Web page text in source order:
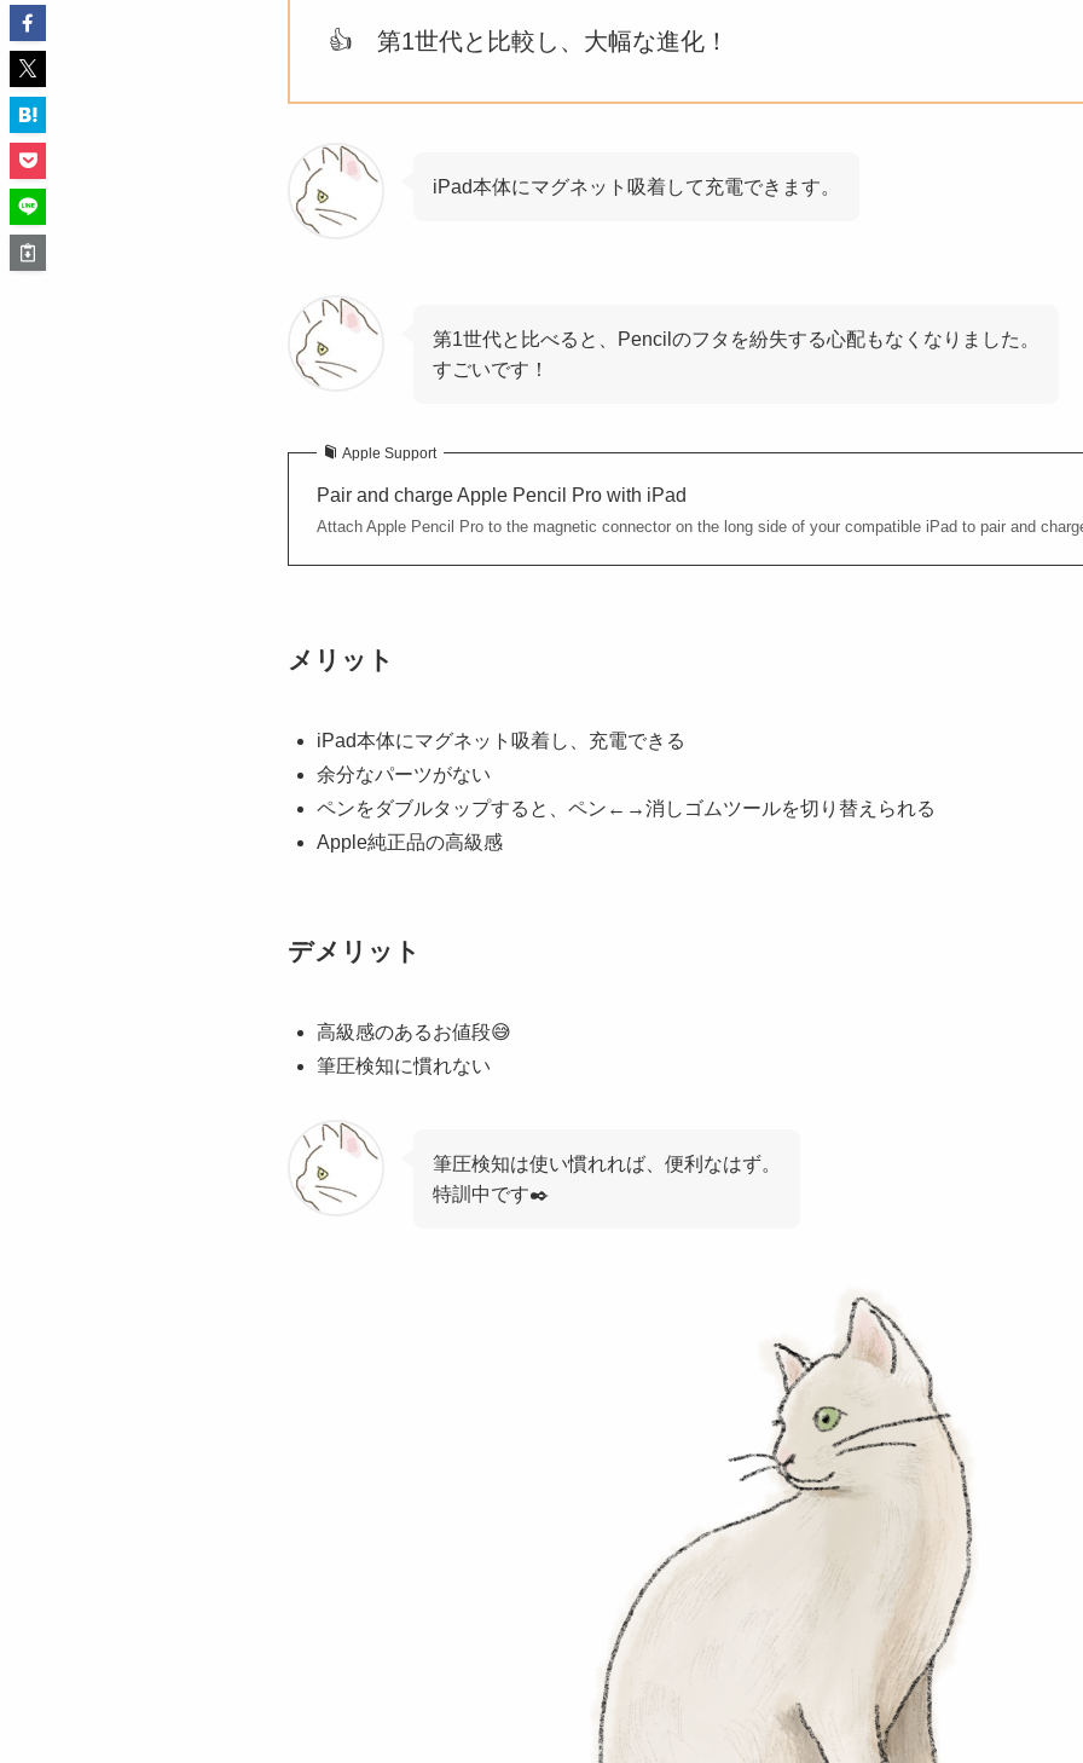
👍 第1世代と比較し、大幅な進化！
iPad本体にマグネット吸着して充電できます。
第1世代と比べると、Pencilのフタを紛失する心配もなくなりました。
すごいです！
Apple Support
Pair and charge Apple Pencil Pro with iPad
Attach Apple Pencil Pro to the magnetic connector on the long side of your compatible iPad to pair and
メリット
iPad本体にマグネット吸着し、充電できる
余分なパーツがない
ペンをダブルタップすると、ペン←→消しゴムツールを切り替えられる
Apple純正品の高級感
デメリット
高級感のあるお値段😅
筆圧検知に慣れない
筆圧検知は使い慣れれば、便利なはず。
特訓中です✒️